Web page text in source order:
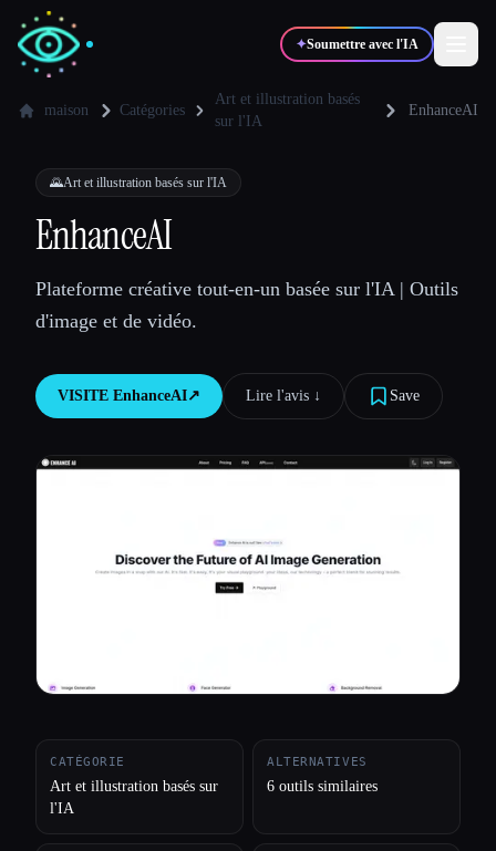
✦Soumettre avec l'IA
💻Développeurs
🎓Étudiants
maison Catégories
Art et illustration basés
sur l'IA
EnhanceAI
🌄Art et illustration basés sur l'IA
EnhanceAI
Plateforme créative tout-en-un basée sur l'IA | Outils
d'image et de vidéo.
VISITE EnhanceAI↗︎ Lire l'avis ↓︎ Save
CATÉGORIE
Art et illustration basés sur
l'IA
ALTERNATIVES
6 outils similaires